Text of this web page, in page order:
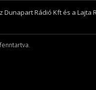
Rádió Kft és a Lajta